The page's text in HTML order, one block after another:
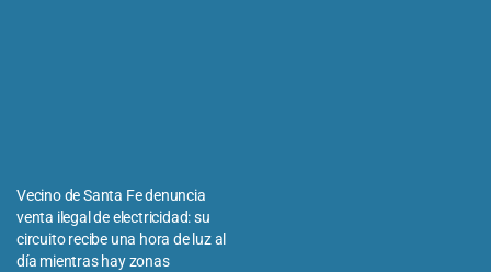
Vecino de Santa Fe denuncia
venta ilegal de electricidad: su
circuito recibe una hora de luz al
día mientras hay zonas